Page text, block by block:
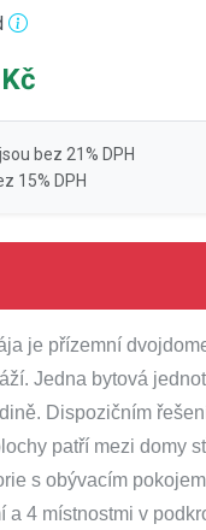
bez 21% DPH
15% DPH
je přízemní
Jedna bytová
Dispozičním
patří mezi domy
s obývacím
a 4 místnostmi v